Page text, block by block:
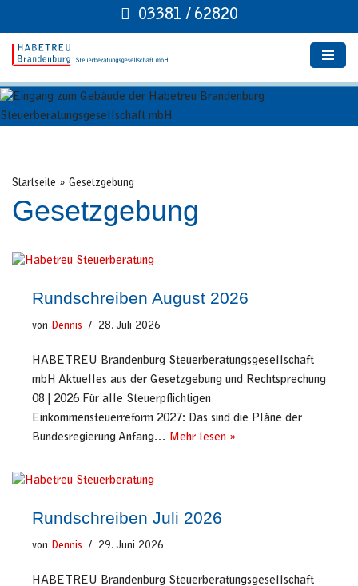
Zum
Inhalt
springen
03381 / 62820
Startseite » Gesetzgebung
Gesetzgebung
Rundschreiben August 2026
von Dennis 28. Juli 2026
HABETREU Brandenburg Steuerberatungsgesellschaft
mbH Aktuelles aus der Gesetzgebung und Rechtsprechung
08 | 2026 Für alle Steuerpflichtigen
Einkommensteuerreform 2027: Das sind die Pläne der
Bundesregierung Anfang… Mehr lesen »
Rundschreiben Juli 2026
von Dennis 29. Juni 2026
HABETREU Brandenburg Steuerberatungsgesellschaft